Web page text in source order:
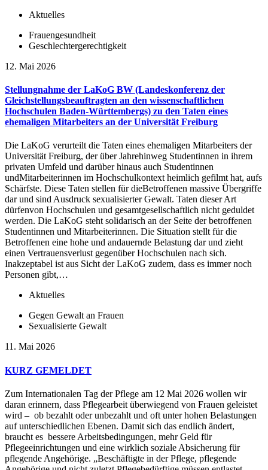
Aktuelles
Frauengesundheit
Geschlechtergerechtigkeit
12. Mai 2026
Stellungnahme der LaKoG BW (Landeskonferenz der
Gleichstellungsbeauftragten an den wissenschaftlichen
Hochschulen Baden-Württembergs) zu den Taten eines
ehemaligen Mitarbeiters an der Universität Freiburg
Die LaKoG verurteilt die Taten eines ehemaligen Mitarbeiters der
Universität Freiburg, der über Jahrehinweg Studentinnen in ihrem
privaten Umfeld und darüber hinaus auch Studentinnen
undMitarbeiterinnen im Hochschulkontext heimlich gefilmt hat, aufs
Schärfste. Diese Taten stellen für dieBetroffenen massive Übergriffe
dar und sind Ausdruck sexualisierter Gewalt. Taten dieser Art
dürfenvon Hochschulen und gesamtgesellschaftlich nicht geduldet
werden. Die LaKoG steht solidarisch an der Seite der betroffenen
Studentinnen und Mitarbeiterinnen. Die Situation stellt für die
Betroffenen eine hohe und andauernde Belastung dar und zieht
einen Vertrauensverlust gegenüber Hochschulen nach sich.
Inakzeptabel ist aus Sicht der LaKoG zudem, dass es immer noch
Personen gibt,…
Aktuelles
Gegen Gewalt an Frauen
Sexualisierte Gewalt
11. Mai 2026
KURZ GEMELDET
Zum Internationalen Tag der Pflege am 12 Mai 2026 wollen wir
daran erinnern, dass Pflegearbeit überwiegend von Frauen geleistet
wird – ob bezahlt oder unbezahlt und oft unter hohen Belastungen
auf unterschiedlichen Ebenen. Damit sich das endlich ändert,
braucht es bessere Arbeitsbedingungen, mehr Geld für
Pflegeeinrichtungen und eine wirklich soziale Absicherung für
pflegende Angehörige. „Beschäftigte in der Pflege, pflegende